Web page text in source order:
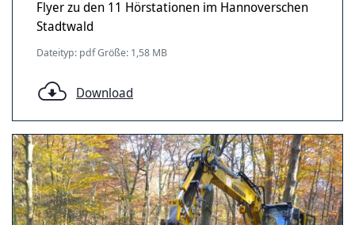
Flyer zu den 11 Hörstationen im Hannoverschen
Stadtwald
Dateityp: pdf Größe: 1,58 MB
Download